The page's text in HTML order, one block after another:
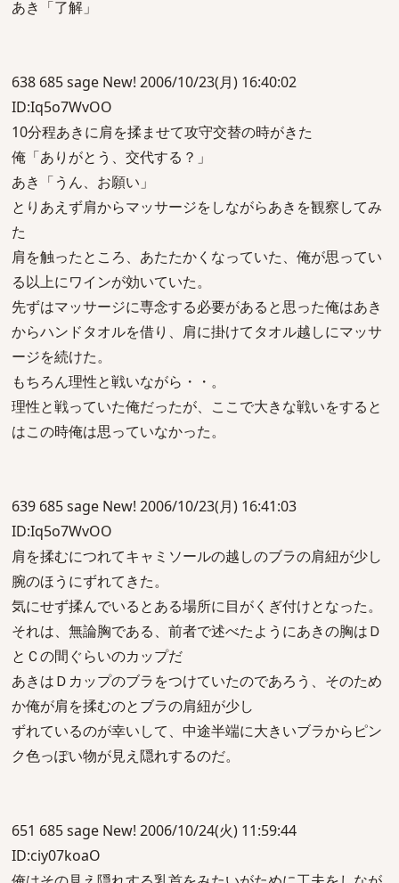
あき「了解」
638 685 sage New! 2006/10/23(月) 16:40:02
ID:Iq5o7WvOO
10分程あきに肩を揉ませて攻守交替の時がきた
俺「ありがとう、交代する？」
あき「うん、お願い」
とりあえず肩からマッサージをしながらあきを観察してみ
た
肩を触ったところ、あたたかくなっていた、俺が思ってい
る以上にワインが効いていた。
先ずはマッサージに専念する必要があると思った俺はあき
からハンドタオルを借り、肩に掛けてタオル越しにマッサ
ージを続けた。
もちろん理性と戦いながら・・。
理性と戦っていた俺だったが、ここで大きな戦いをすると
はこの時俺は思っていなかった。
639 685 sage New! 2006/10/23(月) 16:41:03
ID:Iq5o7WvOO
肩を揉むにつれてキャミソールの越しのブラの肩紐が少し
腕のほうにずれてきた。
気にせず揉んでいるとある場所に目がくぎ付けとなった。
それは、無論胸である、前者で述べたようにあきの胸はＤ
とＣの間ぐらいのカップだ
あきはＤカップのブラをつけていたのであろう、そのため
か俺が肩を揉むのとブラの肩紐が少し
ずれているのが幸いして、中途半端に大きいブラからピン
ク色っぽい物が見え隠れするのだ。
651 685 sage New! 2006/10/24(火) 11:59:44
ID:ciy07koaO